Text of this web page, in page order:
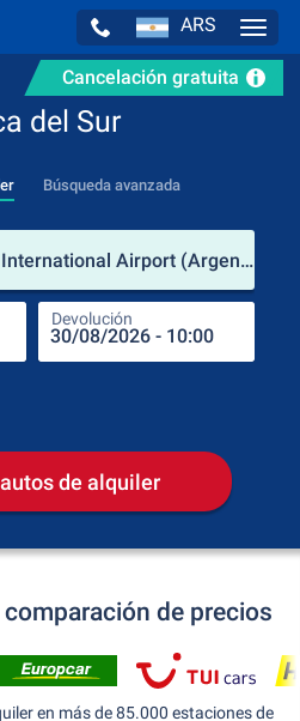
ARS
Cancelación gratuita
del Sur
Búsqueda avanzada
Ministro Pistarini International Airport (Argentina)
Devolución
de alquiler
de precios
en más de 85.000 estaciones de